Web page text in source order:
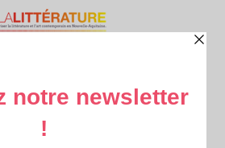
jardin 2026
jardin 2025
jardin 2024